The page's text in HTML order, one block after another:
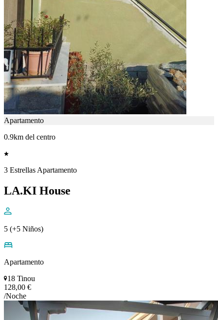
Apartamento
0.9km del centro
3 Estrellas Apartamento
LA.KI House
5 (+5 Niños)
Apartamento
18 Tinou
128,00 €
/Noche